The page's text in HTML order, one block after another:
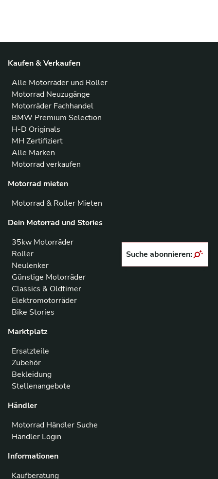
Kaufen & Verkaufen
Alle Motorräder und Roller
Motorrad Neuzugänge
Motorräder Fachhandel
BMW Premium Selection
H-D Originals
MH Zertifiziert
Alle Marken
Motorrad verkaufen
Motorrad mieten
Motorrad & Roller Mieten
Dein Motorrad und Stories
35kw Motorräder
Roller
Neulenker
Günstige Motorräder
Classics & Oldtimer
Elektromotorräder
Bike Stories
Marktplatz
Ersatzteile
Zubehör
Bekleidung
Stellenangebote
Händler
Motorrad Händler Suche
Händler Login
Informationen
Kaufberatung
Suche abonnieren: